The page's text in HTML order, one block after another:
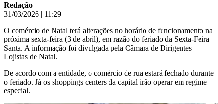
Redação
31/03/2026 | 11:29
O comércio de Natal terá alterações no horário de funcionamento na
próxima sexta-feira (3 de abril), em razão do feriado da Sexta-Feira
Santa. A informação foi divulgada pela Câmara de Dirigentes
Lojistas de Natal.
De acordo com a entidade, o comércio de rua estará fechado durante
o feriado. Já os shoppings centers da capital irão operar em regime
especial.